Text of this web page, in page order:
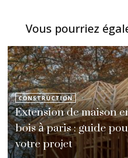
Vous pourriez
CONSTRUCTION
Extension de maison
bois à paris : guide
votre projet